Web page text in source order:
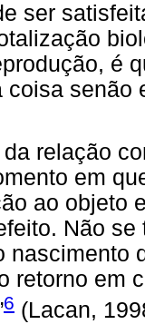
ser
é
coisa senão
relação
em
ao objeto
Não
nascimento
retorno em
6 (Lacan,